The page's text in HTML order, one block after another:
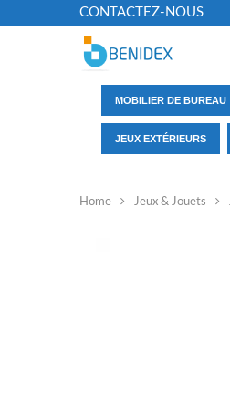
CONTACTEZ-NOUS
MOBILIER DE BUREAU
JEUX EXTÉRIEURS
Home Jeux & Jouets